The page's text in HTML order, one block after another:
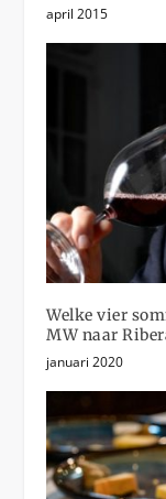
april 2015
Welke vier
MW naar
januari 2020